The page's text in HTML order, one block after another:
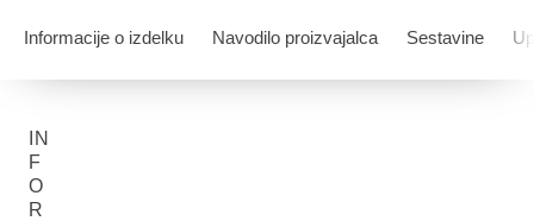
Informacije o izdelku Navodilo proizvajalca Sestavine
IN
F
O
R